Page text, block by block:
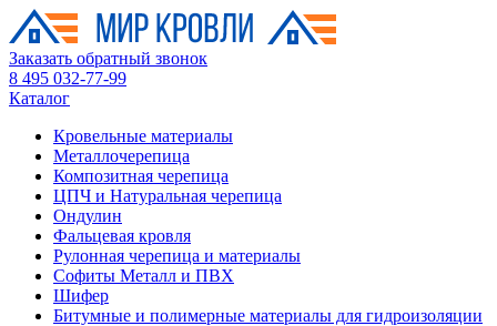
Заказать обратный звонок
8 495 032-77-99
Каталог
Кровельные материалы
Металлочерепица
Композитная черепица
ЦПЧ и Натуральная черепица
Ондулин
Фальцевая кровля
Рулонная черепица и материалы
Софиты Металл и ПВХ
Шифер
Битумные и полимерные материалы для гидроизоляции